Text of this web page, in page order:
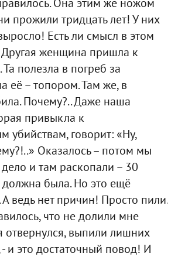
Она этим же ножом
прожили тридцать лет! У них
Есть ли смысл в этом
Другая женщина пришла к
Та полезла в погреб за
её – топором. Там же, в
Почему?.. Даже наша
привыкла к
убийствам, говорит: «Ну,
Оказалось – потом мы
и там раскопали – 30
была. Но это ещё
ведь нет причин! Просто пили.
что не долили мне
отвернулся, выпили лишних
и это достаточный повод! И